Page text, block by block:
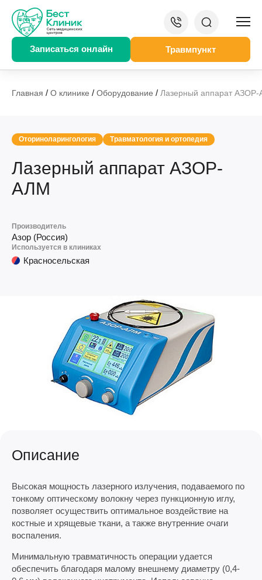
Записаться онлайн Травмпункт
Главная / О клинике / Оборудование / Лазерный аппарат
Оториноларингология Травматология и ортопедия
Лазерный аппарат АЗОР-
АЛМ
Производитель
Азор (Россия)
Используется в клиниках
Красносельская
Описание
Высокая мощность лазерного излучения, подаваемого по
тонкому оптическому волокну через пункционную иглу,
позволяет осуществить оптимальное воздействие на
костные и хрящевые ткани, а также внутренние очаги
воспаления.
Минимальную травматичность операции удается
обеспечить благодаря малому внешнему диаметру (0,4-